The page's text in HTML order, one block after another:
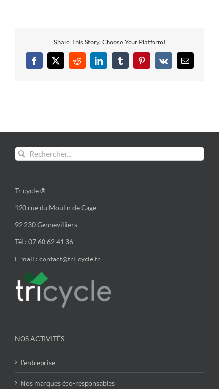
Share This Story, Choose Your Platform!
Facebook
X RedditLinkedInTumblrPinterest
Vk Email
Rechercher:
Tricycle ®
120 rue du Moulin de Cage
92 230 Gennevilliers
Tél : 07 60 62 41 36
E-mail : contact@tri-cycle.fr
NOS ACTIVITÉS
L’entreprise
Nos marques éco-responsables